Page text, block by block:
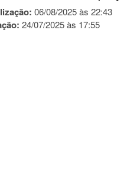
06/08/2025 às 22:43
24/07/2025 às 17:55